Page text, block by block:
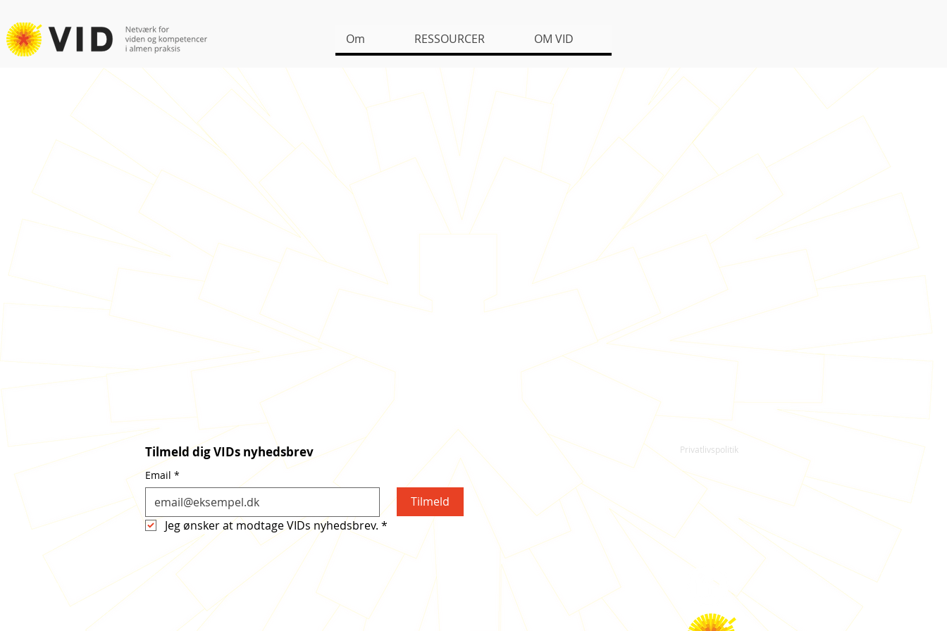
Om RESSOURCER OM VID
Tilmeld dig VIDs nyhedsbrev
Email *
Tilmeld
Jeg ønsker at modtage VIDs nyhedsbrev. *
Privatlivspolitik